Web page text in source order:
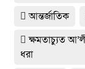
আন্তর্জাতিক
ক্ষমতাচ্যুত
ধরা